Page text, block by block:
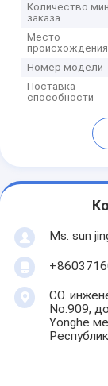
Количество мин
заказа
Место
происхождения
Номер модели
Поставка
способности
Ms. sun
CO.
No.909,
Yonghe